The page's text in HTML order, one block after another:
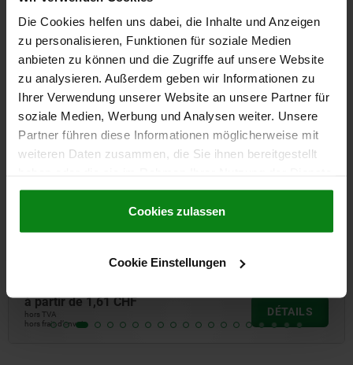
Die Cookies helfen uns dabei, die Inhalte und Anzeigen
zu personalisieren, Funktionen für soziale Medien
anbieten zu können und die Zugriffe auf unsere Website
zu analysieren. Außerdem geben wir Informationen zu
Ihrer Verwendung unserer Website an unsere Partner für
soziale Medien, Werbung und Analysen weiter. Unsere
Partner führen diese Informationen möglicherweise mit
weiteren Daten zusammen, die Sie ihnen bereitgestellt
gesammelt haben.Cookie Richtlinien
Datenschutz|AGB
Cookies zulassen
Cookie Einstellungen
également acheté
NOUVEAU
06648-05
Poignées en T en thermoplastique
à partir de1,61 CHF
hors TVA
hors frais d’envoi
DÉTAILS